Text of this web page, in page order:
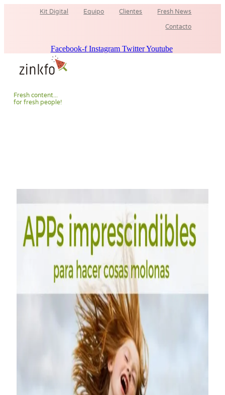
Kit Digital Equipo Clientes Fresh News
Contacto
Facebook-f Instagram TwitterYoutube
Fresh content...
for fresh people!